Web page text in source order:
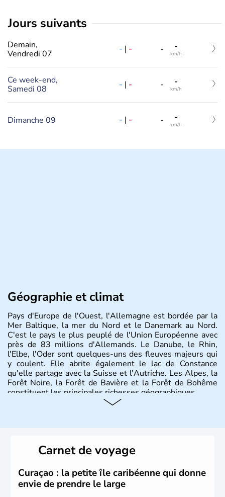
jours suivants
Demain,
Vendredi 07
- | - - -
km/h
Ce week-end,
Samedi 08
- | - - -
km/h
Dimanche 09 - | - - -
km/h
Géographie et climat
Pays d'Europe de l'Ouest, l'Allemagne est bordée par la
Mer Baltique, la mer du Nord et le Danemark au Nord.
C'est le pays le plus peuplé de l'Union Européenne avec
près de 83 millions d'Allemands. Le Danube, le Rhin,
l'Elbe, l'Oder sont quelques-uns des fleuves majeurs qui
y coulent. Elle abrite également le lac de Constance
qu'elle partage avec la Suisse et l'Autriche. Les Alpes, la
Forêt Noire, la Forêt de Bavière et la Forêt de Bohême
constituent les principales richesses géographiques.
lesquelles bénéficient d'une grande autonomie. Le pays
peut se targuer de grands noms qu'il a vu naître dans tous
les domaines, des arts à la politique en passant par la
philosophie. Hertz, Gutenberg, Heidegger, Thomas Mann,
Herman Hesse ou bien Hegel en font partie.
Carnet de voyage
Curaçao : la petite île caribéenne qui donne
envie de prendre le large